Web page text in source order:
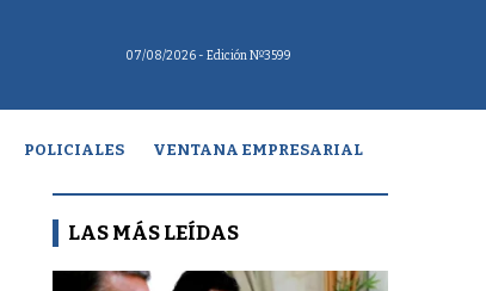
07/08/2026 - Edición Nº3599
POLICIALES VENTANA EMPRESARIAL
LAS MÁS LEÍDAS